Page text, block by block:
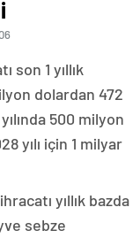
1 yıllık
dolardan 472
500 milyon
yılı için 1 milyar
yıllık bazda
sebze